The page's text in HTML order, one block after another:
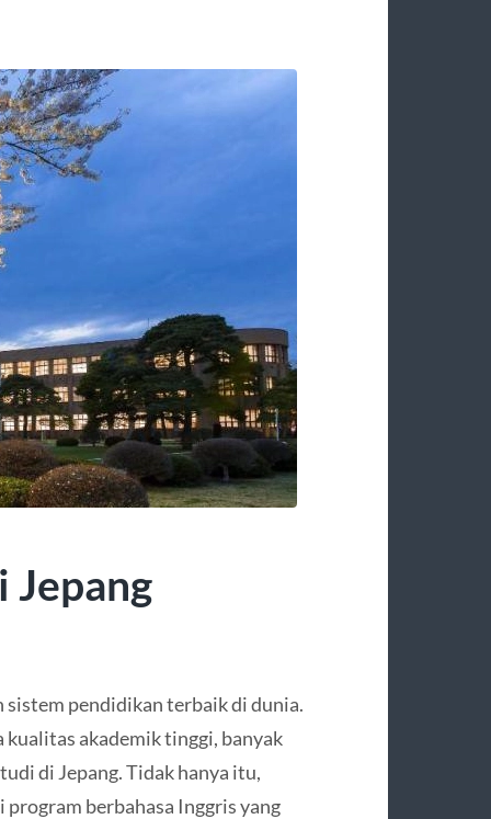
Jepang
sistem pendidikan terbaik di dunia.
akademik tinggi, banyak
di Jepang. Tidak hanya itu,
berbahasa Inggris yang